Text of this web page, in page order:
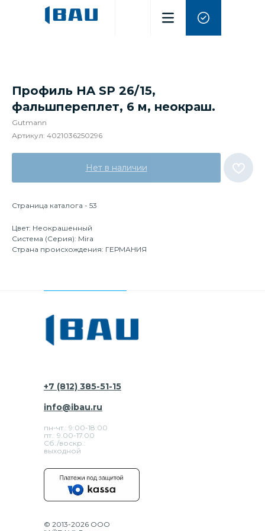
Профиль HA SP 26/15,
фальшпереплет, 6 м, неокраш.
Gutmann
Артикул: 4021036250296
Нет в наличии
Страница каталога - 53
Цвет: Неокрашенный
Система (Серия): Mira
Страна происхождения: ГЕРМАНИЯ
+7 (812) 385-51-15
пн-чт.: 9:00-18:00
пт.: 9.00-17.00
Сб./воскр.:
выходной
info@ibau.ru
© 2013-2026 ООО